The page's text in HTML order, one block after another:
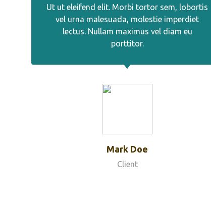
Ut ut eleifend elit. Morbi tortor sem, lobortis
vel urna malesuada, molestie imperdiet
lectus. Nullam maximus vel diam eu
porttitor.
Mark Doe
Client